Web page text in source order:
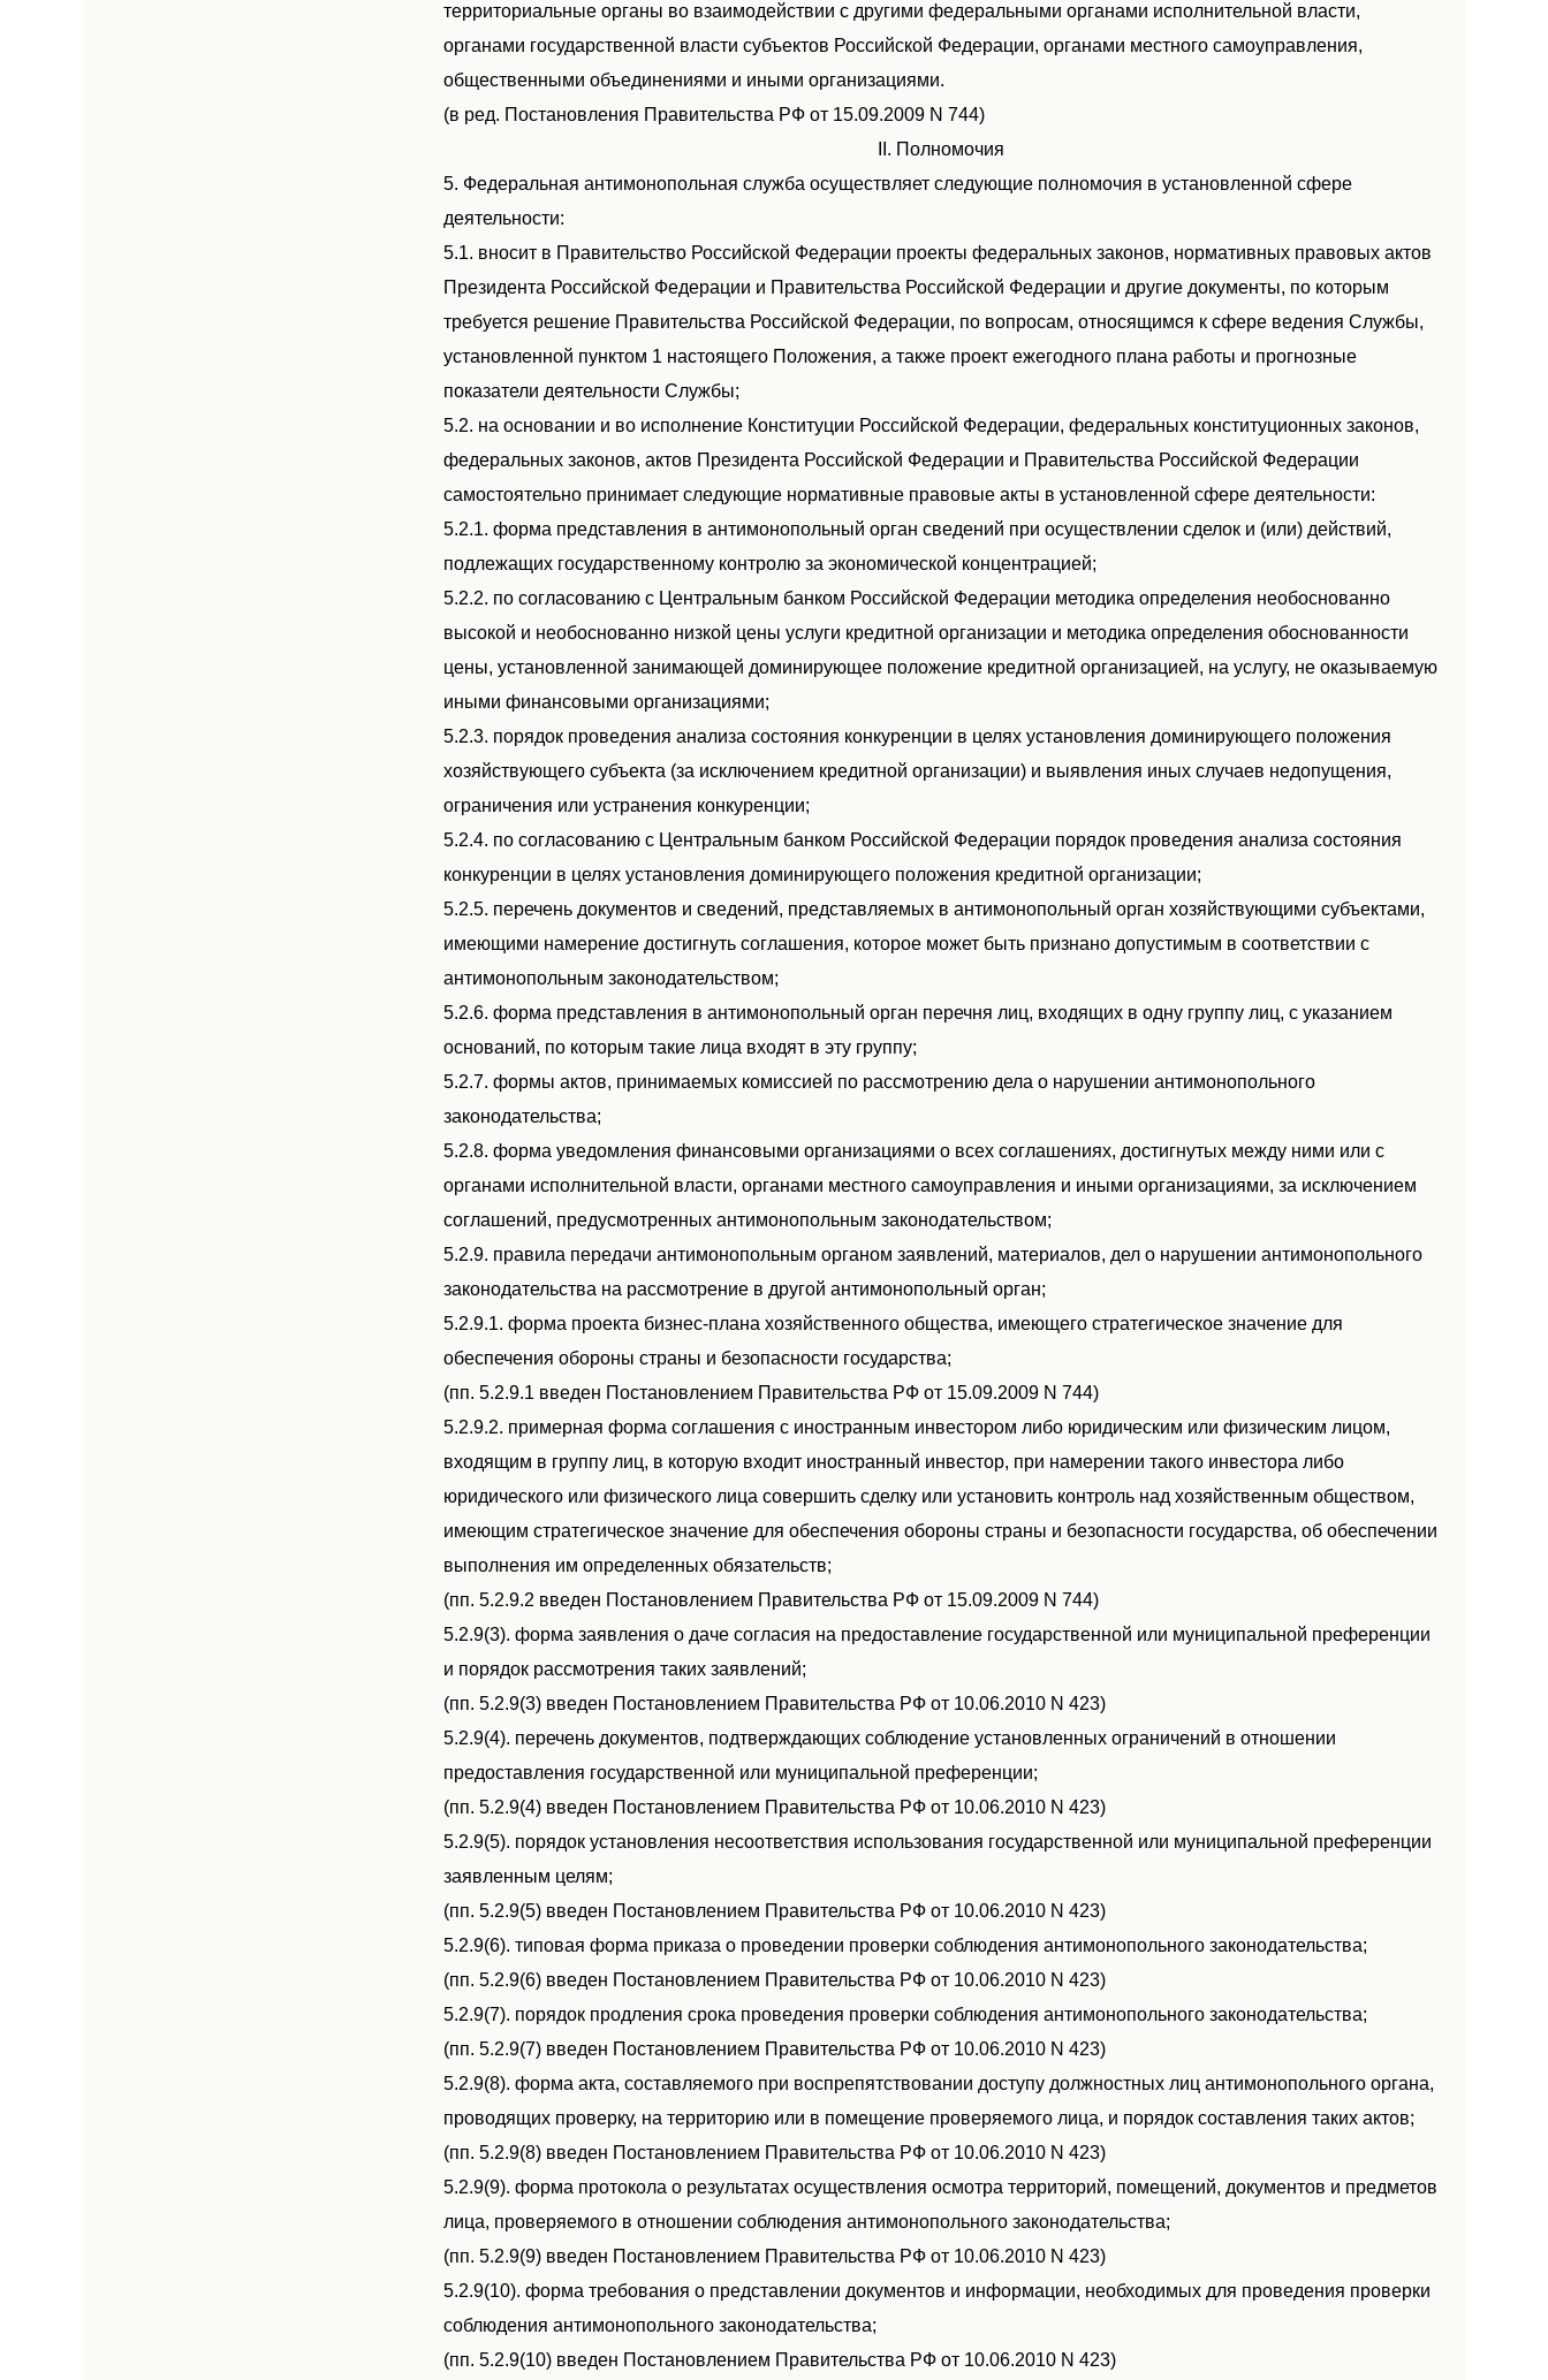
территориальные органы во взаимодействии с другими федеральными органами исполнительной власти,
органами государственной власти субъектов Российской Федерации, органами местного самоуправления,
общественными объединениями и иными организациями.
(в ред. Постановления Правительства РФ от 15.09.2009 N 744)
II. Полномочия
5. Федеральная антимонопольная служба осуществляет следующие полномочия в установленной сфере
деятельности:
5.1. вносит в Правительство Российской Федерации проекты федеральных законов, нормативных правовых актов
Президента Российской Федерации и Правительства Российской Федерации и другие документы, по которым
требуется решение Правительства Российской Федерации, по вопросам, относящимся к сфере ведения Службы,
установленной пунктом 1 настоящего Положения, а также проект ежегодного плана работы и прогнозные
показатели деятельности Службы;
5.2. на основании и во исполнение Конституции Российской Федерации, федеральных конституционных законов,
федеральных законов, актов Президента Российской Федерации и Правительства Российской Федерации
самостоятельно принимает следующие нормативные правовые акты в установленной сфере деятельности:
5.2.1. форма представления в антимонопольный орган сведений при осуществлении сделок и (или) действий,
подлежащих государственному контролю за экономической концентрацией;
5.2.2. по согласованию с Центральным банком Российской Федерации методика определения необоснованно
высокой и необоснованно низкой цены услуги кредитной организации и методика определения обоснованности
цены, установленной занимающей доминирующее положение кредитной организацией, на услугу, не оказываемую
иными финансовыми организациями;
5.2.3. порядок проведения анализа состояния конкуренции в целях установления доминирующего положения
хозяйствующего субъекта (за исключением кредитной организации) и выявления иных случаев недопущения,
ограничения или устранения конкуренции;
5.2.4. по согласованию с Центральным банком Российской Федерации порядок проведения анализа состояния
конкуренции в целях установления доминирующего положения кредитной организации;
5.2.5. перечень документов и сведений, представляемых в антимонопольный орган хозяйствующими субъектами,
имеющими намерение достигнуть соглашения, которое может быть признано допустимым в соответствии с
антимонопольным законодательством;
5.2.6. форма представления в антимонопольный орган перечня лиц, входящих в одну группу лиц, с указанием
оснований, по которым такие лица входят в эту группу;
5.2.7. формы актов, принимаемых комиссией по рассмотрению дела о нарушении антимонопольного
законодательства;
5.2.8. форма уведомления финансовыми организациями о всех соглашениях, достигнутых между ними или с
органами исполнительной власти, органами местного самоуправления и иными организациями, за исключением
соглашений, предусмотренных антимонопольным законодательством;
5.2.9. правила передачи антимонопольным органом заявлений, материалов, дел о нарушении антимонопольного
законодательства на рассмотрение в другой антимонопольный орган;
5.2.9.1. форма проекта бизнес-плана хозяйственного общества, имеющего стратегическое значение для
обеспечения обороны страны и безопасности государства;
(пп. 5.2.9.1 введен Постановлением Правительства РФ от 15.09.2009 N 744)
5.2.9.2. примерная форма соглашения с иностранным инвестором либо юридическим или физическим лицом,
входящим в группу лиц, в которую входит иностранный инвестор, при намерении такого инвестора либо
юридического или физического лица совершить сделку или установить контроль над хозяйственным обществом,
имеющим стратегическое значение для обеспечения обороны страны и безопасности государства, об обеспечении
выполнения им определенных обязательств;
(пп. 5.2.9.2 введен Постановлением Правительства РФ от 15.09.2009 N 744)
5.2.9(3). форма заявления о даче согласия на предоставление государственной или муниципальной преференции
и порядок рассмотрения таких заявлений;
(пп. 5.2.9(3) введен Постановлением Правительства РФ от 10.06.2010 N 423)
5.2.9(4). перечень документов, подтверждающих соблюдение установленных ограничений в отношении
предоставления государственной или муниципальной преференции;
(пп. 5.2.9(4) введен Постановлением Правительства РФ от 10.06.2010 N 423)
5.2.9(5). порядок установления несоответствия использования государственной или муниципальной преференции
заявленным целям;
(пп. 5.2.9(5) введен Постановлением Правительства РФ от 10.06.2010 N 423)
5.2.9(6). типовая форма приказа о проведении проверки соблюдения антимонопольного законодательства;
(пп. 5.2.9(6) введен Постановлением Правительства РФ от 10.06.2010 N 423)
5.2.9(7). порядок продления срока проведения проверки соблюдения антимонопольного законодательства;
(пп. 5.2.9(7) введен Постановлением Правительства РФ от 10.06.2010 N 423)
5.2.9(8). форма акта, составляемого при воспрепятствовании доступу должностных лиц антимонопольного органа,
проводящих проверку, на территорию или в помещение проверяемого лица, и порядок составления таких актов;
(пп. 5.2.9(8) введен Постановлением Правительства РФ от 10.06.2010 N 423)
5.2.9(9). форма протокола о результатах осуществления осмотра территорий, помещений, документов и предметов
лица, проверяемого в отношении соблюдения антимонопольного законодательства;
(пп. 5.2.9(9) введен Постановлением Правительства РФ от 10.06.2010 N 423)
5.2.9(10). форма требования о представлении документов и информации, необходимых для проведения проверки
соблюдения антимонопольного законодательства;
(пп. 5.2.9(10) введен Постановлением Правительства РФ от 10.06.2010 N 423)